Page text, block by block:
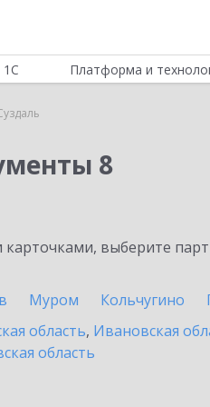
Платформа и
8
выберите
Муром Кольчугино
область, Ивановская
область